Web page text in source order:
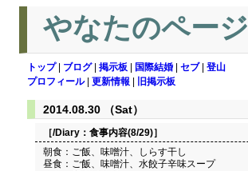
やなたのページ
トップ| ブログ| 掲示板 国際結婚 セブ| 登山
プロフィール| 更新情報 旧掲示板
2014.08.30 （Sat）
［/Diary： 食事内容(8/29)］
朝食：ご飯、味噌汁、しらす干し
昼食：ご飯、味噌汁、水餃子辛味スープ